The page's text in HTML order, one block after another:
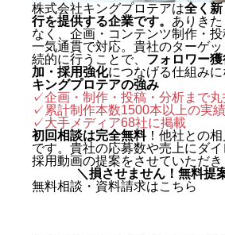
株式会社キングプロテアは全く
行を提供する企業です。 ありき
なく、企画・コンテンツ制作・
一気通貫で対応。貴社のターゲ
続的に行うことで、 フォロワー
加・採用強化につなげる仕組みに
キングプロテアの強み
✓企画・制作・投稿・分析まで丸
✓累計制作本数1500本以上の実績
✓大手メディア68社に掲載
初回相談は完全無料！他社との
です。貴社の応募数や売上にダ
採用動画の提案をさせていただき
＼損させません！無料提
無料相談・資料請求はこちら